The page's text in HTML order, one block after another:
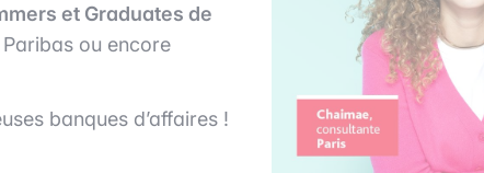
et Graduates de
ou encore
banques d’affaires !